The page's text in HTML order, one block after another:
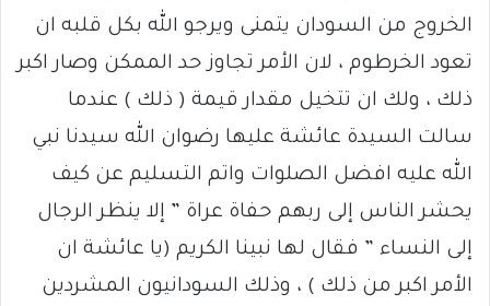
الخروج من السودان يتمنى ويرجو الله بكل قلبه ان
تعود الخرطوم ، لان الأمر تجاوز حد الممكن وصار اكبر
ذلك ، ولك ان تتخيل مقدار قيمة ( ذلك ) عندما
سالت السيدة عائشة عليها رضوان الله سيدنا نبي
الله عليه افضل الصلوات واتم التسليم عن كيف
يحشر الناس إلى ربهم حفاة عراة ” إلا ينظر الرجال
إلى النساء ” فقال لها نبينا الكريم (يا عائشة ان
الأمر اكبر من ذلك ) ، وذلك السودانيون المشردين